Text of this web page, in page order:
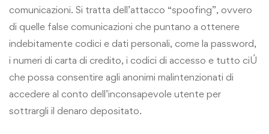
comunicazioni. Si tratta dell’attacco “spoofing”, ovvero
di quelle false comunicazioni che puntano a ottenere
indebitamente codici e dati personali, come la password,
i numeri di carta di credito, i codici di accesso e tutto ciÚ
che possa consentire agli anonimi malintenzionati di
accedere al conto dell’inconsapevole utente per
sottrargli il denaro depositato.